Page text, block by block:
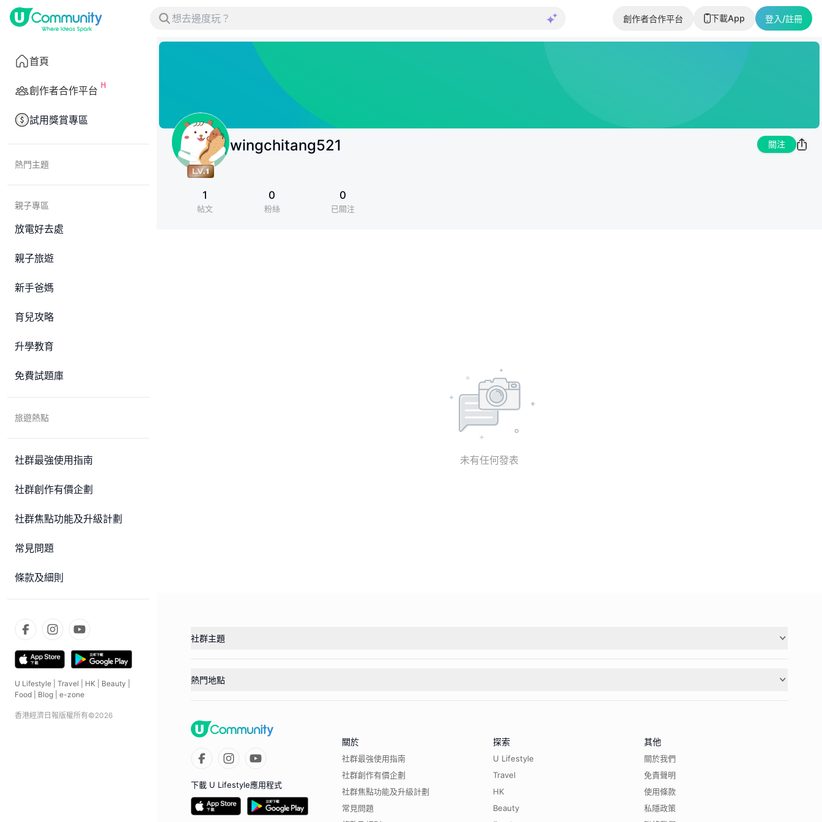
創作者合作平台 下載App 登入/註冊
首頁
創作者合作平台
試用獎賞專區
熱門主題
親子專區
放電好去處
親子旅遊
新手爸媽
育兒攻略
升學教育
免費試題庫
旅遊熱點
社群最強使用指南
社群創作有價企劃
社群焦點功能及升級計劃
常見問題
條款及細則
U Lifestyle Travel HK Beauty
Food
Blog e-zone
香港經濟日報版權所有©2026
wingchitang521 關注
1
帖文
0
粉絲
0
已關注
未有任何發表
社群主題
熱門地點
下載 U Lifestyle應用程式
關於
社群最強使用指南
社群創作有價企劃
社群焦點功能及升級計劃
常見問題
探索
U Lifestyle
Travel
HK
Beauty
其他
關於我們
免責聲明
使用條款
私隱政策